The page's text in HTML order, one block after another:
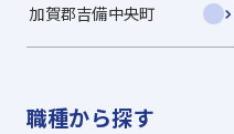
加賀郡吉備中央町
職種から探す